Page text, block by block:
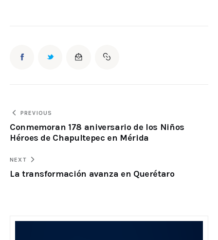
PREVIOUS
Conmemoran 178 aniversario de los Niños
Héroes de Chapultepec en Mérida
NEXT
La transformación avanza en Querétaro